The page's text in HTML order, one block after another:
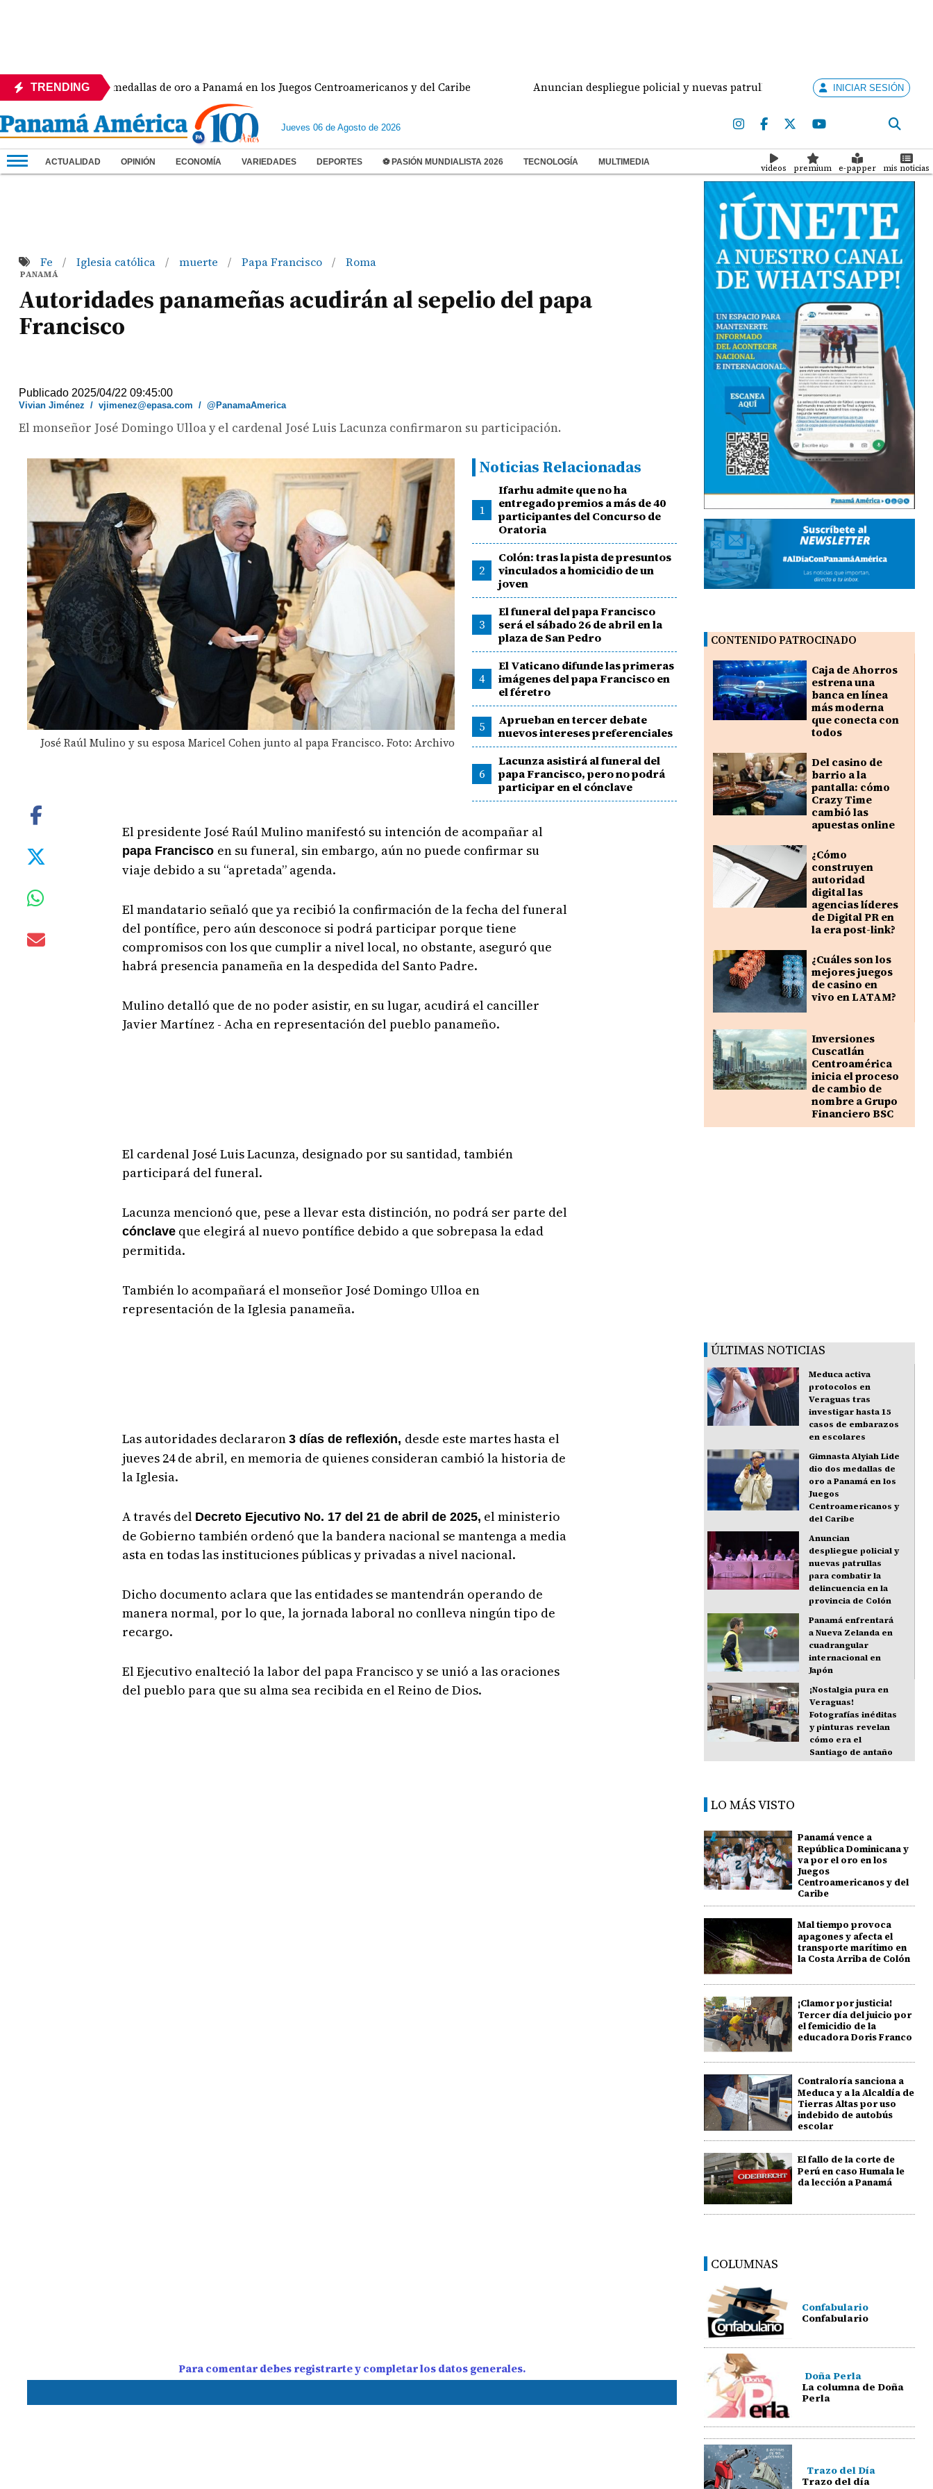
TRENDING
Lide dio dos medallas de oro a Panamá en los Juegos Centroamericanos y del Caribe Anuncian despliegue policial y nuevas patrullas para combatir la delincuencia en la
INICIAR SESIÓN
Jueves 06 de Agosto de 2026
ACTUALIDAD OPINIÓN ECONOMÍA VARIEDADES DEPORTES ⚽ PASIÓN MUNDIALISTA 2026 TECNOLOGÍA MULTIMEDIA
videos premium e-papper mis noticias
Fe / Iglesia católica / muerte / Papa Francisco / Roma
PANAMÁ
Autoridades panameñas acudirán al sepelio del papa
Francisco
Publicado 2025/04/22 09:45:00
Vivian Jiménez /vjimenez@epasa.com /@PanamaAmerica
El monseñor José Domingo Ulloa y el cardenal José Luis Lacunza confirmaron su participación.
José Raúl Mulino y su esposa Maricel Cohen junto al papa Francisco. Foto: Archivo
Noticias Relacionadas
1
Ifarhu admite que no ha
entregado premios a más de 40
participantes del Concurso de
Oratoria
2
Colón: tras la pista de presuntos
vinculados a homicidio de un
joven
3
El funeral del papa Francisco
será el sábado 26 de abril en la
plaza de San Pedro
4
El Vaticano difunde las primeras
imágenes del papa Francisco en
el féretro
5
Aprueban en tercer debate
nuevos intereses preferenciales
6
Lacunza asistirá al funeral del
papa Francisco, pero no podrá
participar en el cónclave
El presidente José Raúl Mulino manifestó su intención de acompañar al
papa Francisco en su funeral, sin embargo, aún no puede confirmar su
viaje debido a su “apretada” agenda.
El mandatario señaló que ya recibió la confirmación de la fecha del funeral
del pontífice, pero aún desconoce si podrá participar porque tiene
compromisos con los que cumplir a nivel local, no obstante, aseguró que
habrá presencia panameña en la despedida del Santo Padre.
Mulino detalló que de no poder asistir, en su lugar, acudirá el canciller
Javier Martínez - Acha en representación del pueblo panameño.
El cardenal José Luis Lacunza, designado por su santidad, también
participará del funeral.
Lacunza mencionó que, pese a llevar esta distinción, no podrá ser parte del
cónclaveque elegirá al nuevo pontífice debido a que sobrepasa la edad
permitida.
También lo acompañará el monseñor José Domingo Ulloa en
representación de la Iglesia panameña.
Las autoridades declararon 3 días de reflexión, desde este martes hasta el
jueves 24 de abril, en memoria de quienes consideran cambió la historia de
la Iglesia.
A través del Decreto Ejecutivo No. 17 del 21 de abril de 2025, el ministerio
de Gobierno también ordenó que la bandera nacional se mantenga a media
asta en todas las instituciones públicas y privadas a nivel nacional.
Dicho documento aclara que las entidades se mantendrán operando de
manera normal, por lo que, la jornada laboral no conlleva ningún tipo de
recargo.
El Ejecutivo enalteció la labor del papa Francisco y se unió a las oraciones
del pueblo para que su alma sea recibida en el Reino de Dios.
Para comentar debes registrarte y completar los datos generales.
CONTENIDO PATROCINADO
Caja de Ahorros
estrena una
banca en línea
más moderna
que conecta con
todos
Del casino de
barrio a la
pantalla: cómo
Crazy Time
cambió las
apuestas online
¿Cómo
construyen
autoridad
digital las
agencias líderes
de Digital PR en
la era post-link?
¿Cuáles son los
mejores juegos
de casino en
vivo en LATAM?
Inversiones
Cuscatlán
Centroamérica
inicia el proceso
de cambio de
nombre a Grupo
Financiero BSC
ÚLTIMAS NOTICIAS
Meduca activa
protocolos en
Veraguas tras
investigar hasta 15
casos de embarazos
en escolares
Gimnasta Alyiah Lide
dio dos medallas de
oro a Panamá en los
Juegos
Centroamericanos y
del Caribe
Anuncian
despliegue policial y
nuevas patrullas
para combatir la
delincuencia en la
provincia de Colón
Panamá enfrentará
a Nueva Zelanda en
cuadrangular
internacional en
Japón
¡Nostalgia pura en
Veraguas!
Fotografías inéditas
y pinturas revelan
cómo era el
Santiago de antaño
LO MÁS VISTO
Panamá vence a
República Dominicana y
va por el oro en los
Juegos
Centroamericanos y del
Caribe
Mal tiempo provoca
apagones y afecta el
transporte marítimo en
la Costa Arriba de Colón
¡Clamor por justicia!
Tercer día del juicio por
el femicidio de la
educadora Doris Franco
Contraloría sanciona a
Meduca y a la Alcaldía de
Tierras Altas por uso
indebido de autobús
escolar
El fallo de la corte de
Perú en caso Humala le
da lección a Panamá
COLUMNAS
Confabulario
Confabulario
Doña Perla
La columna de Doña
Perla
Trazo del Día
Trazo del día